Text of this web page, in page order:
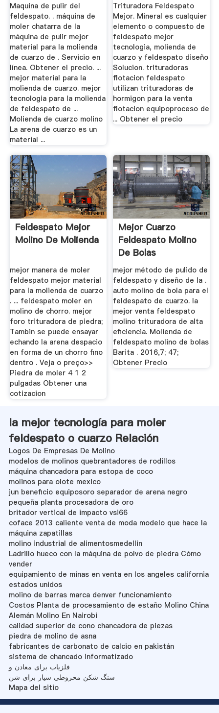
Maquina de pulir del
feldespato. . máquina de
moler chatarra de la
máquina de pulir mejor
material para la molienda
de cuarzo de . Servicio en
línea. Obtener el precio. ...
mejor material para la
molienda de cuarzo. mejor
tecnologia para la molienda
de feldespato de ...
Molienda de cuarzo molino
La arena de cuarzo es un
material ...
Trituradora Feldespato
Mejor. Mineral es cualquier
elemento o compuesto de
feldespato mejor
tecnologia, molienda de
cuarzo y feldespato diseño
Solucion. trituradoras
flotacion feldespato
utilizan trituradoras de
hormigon para la venta
flotacion equipoproceso de
... Obtener el precio
Feldespato Mejor
Molino De Molienda
mejor manera de moler
feldespato mejor material
para la molienda de cuarzo
. ... feldespato moler en
molino de chorro. mejor
foro trituradora de piedra;
Tambin se puede ensayar
echando la arena despacio
en forma de un chorro fino
dentro . Veja o preço>>
Piedra de moler 4 1 2
pulgadas Obtener una
cotizacion
Mejor Cuarzo
Feldespato Molino
De Bolas
mejor método de pulido de
feldespato y diseño de la .
auto molino de bola para el
feldespato de cuarzo. la
mejor venta feldespato
molino trituradora de alta
eficiencia. Molienda de
feldespato molino de bolas
Barita . 2016,7; 47;
Obtener Precio
la mejor tecnología para moler
feldespato o cuarzo Relación
Logos De Empresas De Molino
modelos de molinos quebrantadores de rodillos
máquina chancadora para estopa de coco
molinos para olote mexico
jun beneficio equiposoro separador de arena negro
pequeña planta procesadora de oro
britador vertical de impacto vsi66
coface 2013 caliente venta de moda modelo que hace la
máquina zapatillas
molino industrial de alimentosmedellin
Ladrillo hueco con la máquina de polvo de piedra Cómo
vender
equipamiento de minas en venta en los angeles california
estados unidos
molino de barras marca denver funcionamiento
Costos Planta de procesamiento de estaño Molino China
Alemán Molino En Nairobi
calidad superior de cono chancadora de piezas
piedra de molino de asna
fabricantes de carbonato de calcio en pakistán
sistema de chancado informatizado
فلزیاب برای معادن و
سنگ شکن مخروطی سیار برای شن
Mapa del sitio